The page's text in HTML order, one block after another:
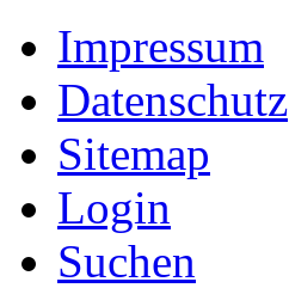
Impressum
Datenschutz
Sitemap
Login
Suchen